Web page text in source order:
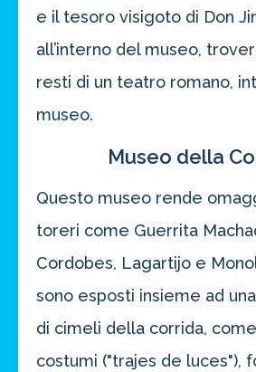
e il tesoro visigoto di Don
all’interno del museo,
resti di un teatro romano,
museo.
Museo della
Questo museo rende
toreri come Guerrita
Cordobes, Lagartijo e
sono esposti insieme ad
di cimeli della corrida,
costumi ("trajes de luces"),